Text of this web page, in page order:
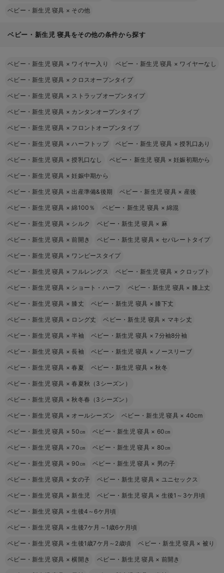
ベビー・新生児 寝具 × その他
ベビー・新生児 寝具をその他の条件から探す
ベビー・新生児 寝具 × ワイヤー入り ベビー・新生児 寝具 × ワイヤーなし
ベビー・新生児 寝具 × クロスオープンタイプ
ベビー・新生児 寝具 × ストラップオープンタイプ
ベビー・新生児 寝具 × カンタンオープンタイプ
ベビー・新生児 寝具 × フロントオープンタイプ
ベビー・新生児 寝具 ×ハーフトップ ベビー・新生児 寝具 ×授乳口あり
ベビー・新生児 寝具 ×授乳口なし ベビー・新生児 寝具 ×妊娠初期から
ベビー・新生児 寝具 ×妊娠中期から
ベビー・新生児 寝具 × 出産準備&後期 ベビー・新生児 寝具 × 産後
ベビー・新生児 寝具 ×綿100％ ベビー・新生児 寝具 ×綿混
ベビー・新生児 寝具 × シルク ベビー・新生児 寝具 × 麻
ベビー・新生児 寝具 ×前開き ベビー・新生児 寝具 × セパレートタイプ
ベビー・新生児 寝具 × ワンピースタイプ
ベビー・新生児 寝具 × フルレングス ベビー・新生児 寝具 × クロップト
ベビー・新生児 寝具 × ショート・ハーフ ベビー・新生児 寝具 × 膝上丈
ベビー・新生児 寝具 × 膝丈 ベビー・新生児 寝具 × 膝下丈
ベビー・新生児 寝具 × ロング丈 ベビー・新生児 寝具 × マキシ丈
ベビー・新生児 寝具 ×半袖 ベビー・新生児 寝具 ×7分袖8分袖
ベビー・新生児 寝具 ×長袖 ベビー・新生児 寝具 × ノースリーブ
ベビー・新生児 寝具 ×春夏 ベビー・新生児 寝具 ×秋冬
ベビー・新生児 寝具 ×春夏秋（3シーズン）
ベビー・新生児 寝具 ×秋冬春（3シーズン）
ベビー・新生児 寝具 × オールシーズン ベビー・新生児 寝具 × 40cm
ベビー・新生児 寝具 × 50㎝ ベビー・新生児 寝具 × 60㎝
ベビー・新生児 寝具 ×70㎝ ベビー・新生児 寝具 × 80㎝
ベビー・新生児 寝具 × 90㎝ ベビー・新生児 寝具 × 男の子
ベビー・新生児 寝具 ×女の子 ベビー・新生児 寝具 × ユニセックス
ベビー・新生児 寝具 × 新生児 ベビー・新生児 寝具 × 生後1～3ケ月頃
ベビー・新生児 寝具 ×生後4～6ケ月頃
ベビー・新生児 寝具 ×生後7ケ月～1歳6ケ月頃
ベビー・新生児 寝具 ×生後1歳7ケ月～2歳頃 ベビー・新生児 寝具 × 被り
ベビー・新生児 寝具 ×横開き ベビー・新生児 寝具 × 前開き